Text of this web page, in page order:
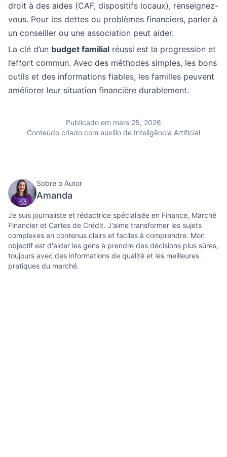
droit à des aides (CAF, dispositifs locaux), renseignez-
vous. Pour les dettes ou problèmes financiers, parler à
un conseiller ou une association peut aider.
La clé d’un budget familial réussi est la progression et
l’effort commun. Avec des méthodes simples, les bons
outils et des informations fiables, les familles peuvent
améliorer leur situation financière durablement.
Publicado em mars 25, 2026
Conteúdo criado com auxílio de Inteligência Artificial
Sobre o Autor
Amanda
Je suis journaliste et rédactrice spécialisée en Finance, Marché
Financier et Cartes de Crédit. J'aime transformer les sujets
complexes en contenus clairs et faciles à comprendre. Mon
objectif est d'aider les gens à prendre des décisions plus sûres,
toujours avec des informations de qualité et les meilleures
pratiques du marché.